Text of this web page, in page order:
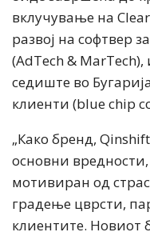
вклучување на
развој на софтвер
(AdTech &
седиште во
клиенти (blue chip
„Како бренд,
основни вредности,
мотивиран од
градење цврсти,
клиентите. Новиот